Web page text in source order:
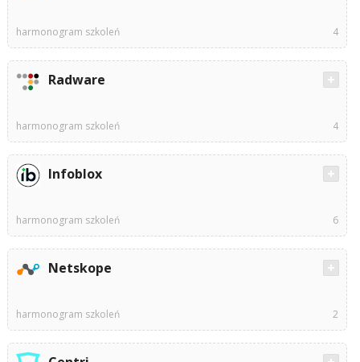
harmonogram szkoleń 4
Radware
harmonogram szkoleń 4
Infoblox
harmonogram szkoleń 6
Netskope
harmonogram szkoleń 2